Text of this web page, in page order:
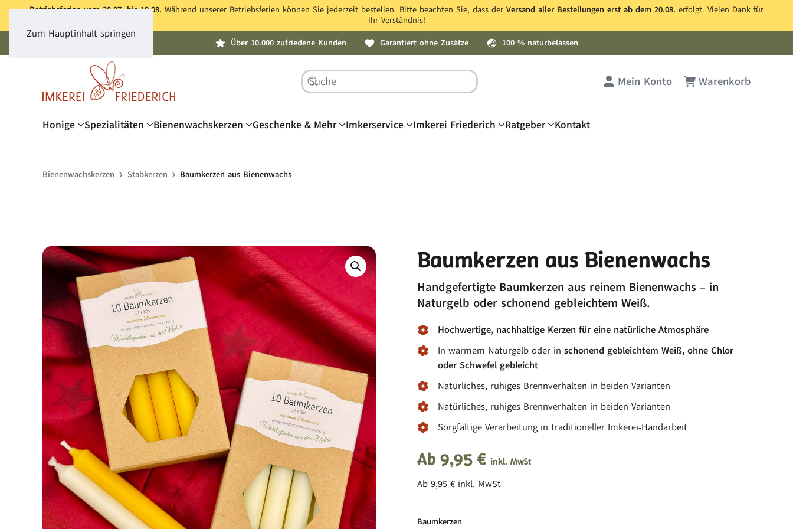
Betriebsferien vom 28.07. bis 19.08. Während unserer Betriebsferien können Sie jederzeit bestellen. Bitte beachten Sie, dass der Versand aller Bestellungen erst ab dem 20.08. erfolgt. Vielen Dank für
Ihr Verständnis!
Zum Hauptinhalt springen
Über 10.000 zufriedene Kunden Garantiert ohne Zusätze 100 % naturbelassen
Mein Konto Warenkorb
Honige Spezialitäten Bienenwachskerzen Geschenke & Mehr Imkerservice Imkerei Friederich Ratgeber Kontakt
Bienen­wachs­kerzen Stabkerzen Baumkerzen aus Bienenwachs
Baumkerzen aus Bienenwachs
Handgefertigte Baumkerzen aus reinem Bienenwachs – in
Naturgelb oder schonend gebleichtem Weiß.
Hochwertige, nachhaltige Kerzen für eine natürliche Atmosphäre
In warmem Naturgelb oder in schonend gebleichtem Weiß, ohne Chlor
oder Schwefel gebleicht
Natürliches, ruhiges Brennverhalten in beiden Varianten
Natürliches, ruhiges Brennverhalten in beiden Varianten
Sorgfältige Verarbeitung in traditioneller Imkerei‑Handarbeit
Ab 9,95€ inkl. MwSt
Ab 9,95 € inkl. MwSt
Baumkerzen